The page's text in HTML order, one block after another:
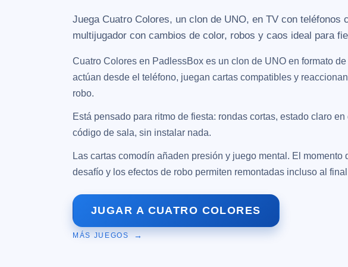
Juega Cuatro Colores, un clon de UNO, en TV con teléfonos
multijugador con cambios de color, robos y caos ideal para
Cuatro Colores en PadlessBox es un clon de UNO en formato
actúan desde el teléfono, juegan cartas compatibles y
robo.
Está pensado para ritmo de fiesta: rondas cortas, estado claro
código de sala, sin instalar nada.
Las cartas comodín añaden presión y juego mental. El
desafío y los efectos de robo permiten remontadas incluso al
JUGAR A CUATRO COLORES
MÁS JUEGOS